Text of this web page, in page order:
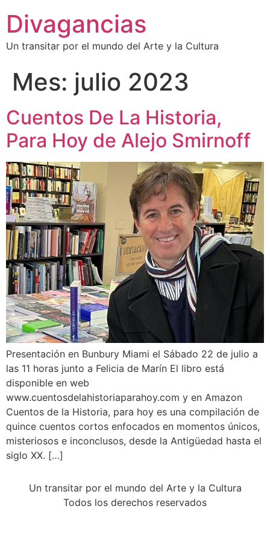
Divagancias
Un transitar por el mundo del Arte y la Cultura
Mes: julio 2023
Cuentos De La Historia,
Para Hoy de Alejo Smirnoff
Presentación en Bunbury Miami el Sábado 22 de julio a
las 11 horas junto a Felicia de Marín El libro está
disponible en web
www.cuentosdelahistoriaparahoy.com y en Amazon
Cuentos de la Historia, para hoy es una compilación de
quince cuentos cortos enfocados en momentos únicos,
misteriosos e inconclusos, desde la Antigüedad hasta el
siglo XX. […]
Un transitar por el mundo del Arte y la Cultura
Todos los derechos reservados